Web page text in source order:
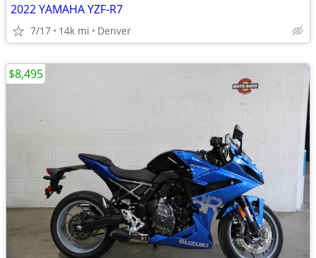
2022 YAMAHA YZF-R7
7/17 14k mi Denver
$8,495